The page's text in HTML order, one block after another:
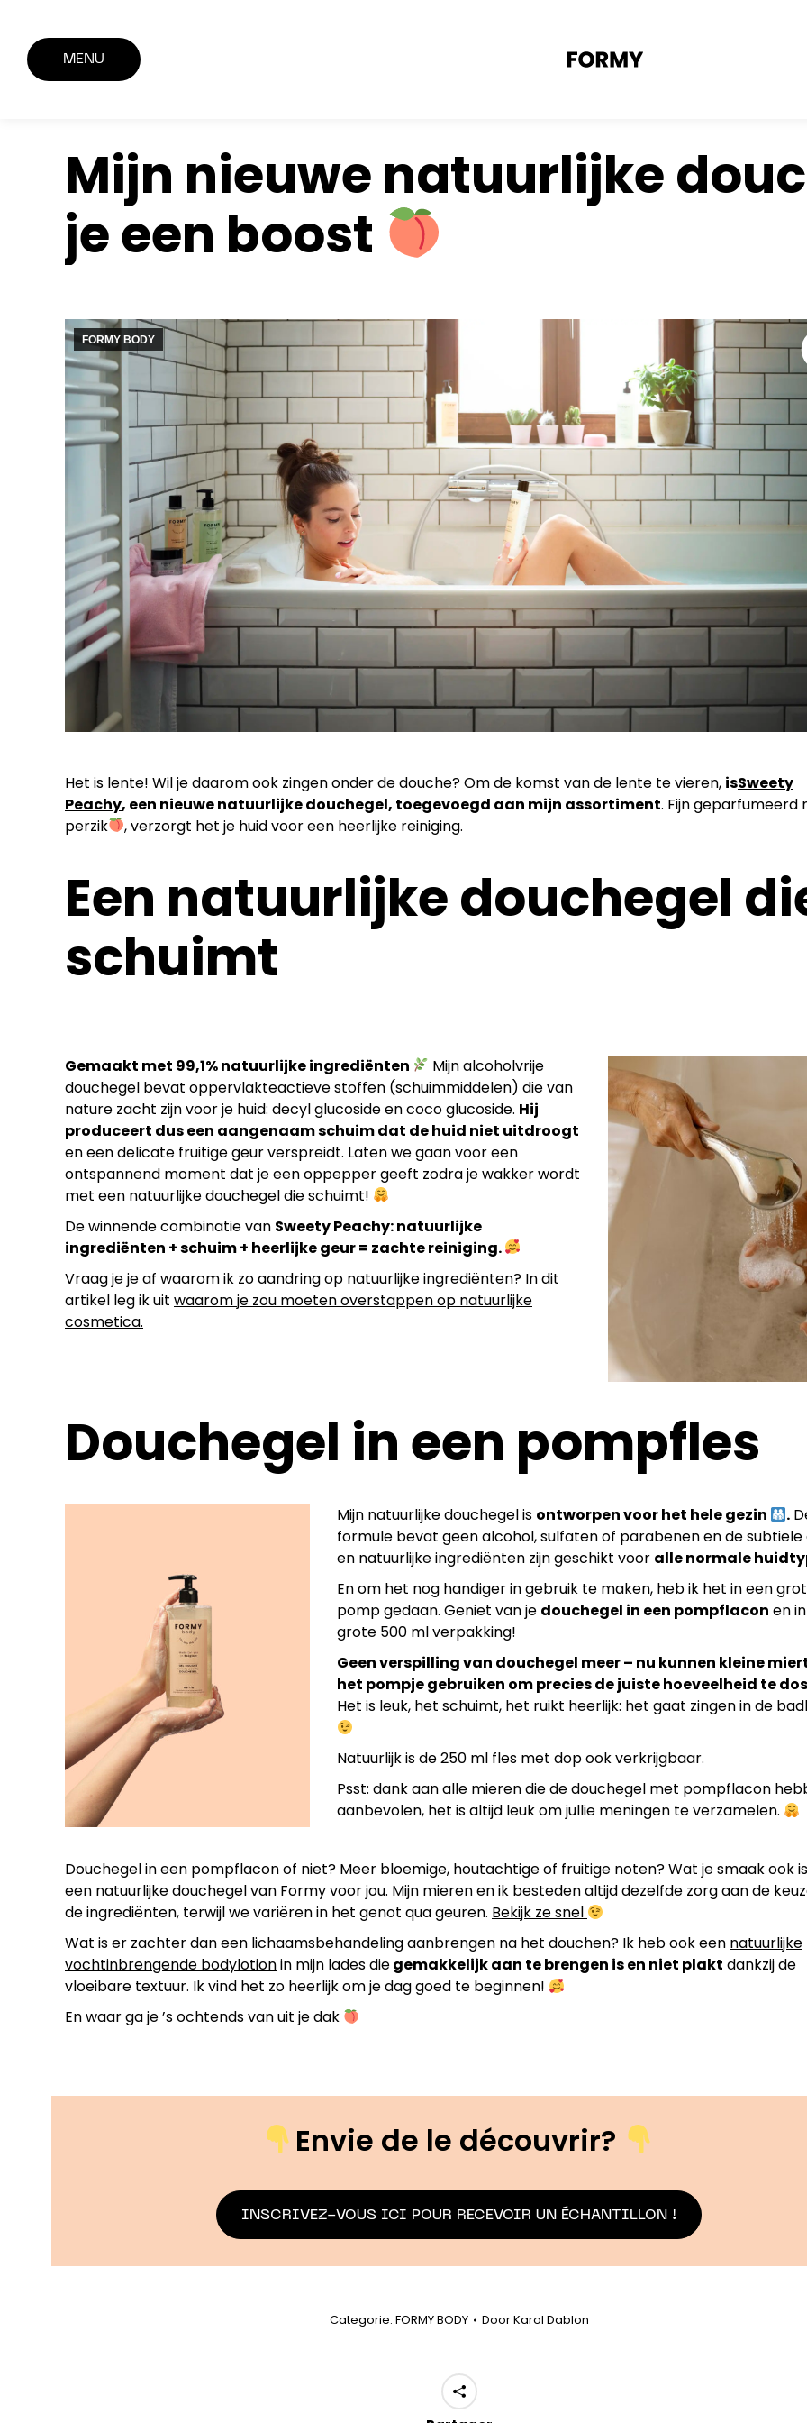
MENU
Mijn nieuwe natuurlijke
je een boost
FORMY BODY
Het is lente! Wil je daarom ook zingen onder de douche? Om de komst van de lente te vieren, isSweety
Peachy, een nieuwe natuurlijke douchegel, toegevoegd aan mijn assortiment. Fijn geparfumeerd
perzik
, verzorgt het je huid voor een heerlijke reiniging.
Een natuurlijke douchegel
schuimt
Gemaakt met 99,1% natuurlijke ingrediënten
Mijn alcoholvrije
douchegel bevat oppervlakteactieve stoffen (schuimmiddelen) die van
nature zacht zijn voor je huid: decyl glucoside en coco glucoside. Hij
produceert dus een aangenaam schuim dat de huid niet uitdroogt
en een delicate fruitige geur verspreidt. Laten we gaan voor een
ontspannend moment dat je een oppepper geeft zodra je wakker wordt
met een natuurlijke douchegel die schuimt!
De winnende combinatie van Sweety Peachy: natuurlijke
ingrediënten + schuim + heerlijke geur = zachte reiniging.
Vraag je je af waarom ik zo aandring op natuurlijke ingrediënten? In dit
artikel leg ik uit waarom je zou moeten overstappen op natuurlijke
cosmetica.
Douchegel in een pompfles
Mijn natuurlijke douchegel is ontworpen voor het hele gezin .
formule bevat geen alcohol, sulfaten of parabenen en de subtiele
en natuurlijke ingrediënten zijn geschikt voor alle normale
En om het nog handiger in gebruik te maken, heb ik het in een
pomp gedaan. Geniet van je douchegel in een pompflacon en
grote 500 ml verpakking!
Geen verspilling van douchegel meer – nu kunnen kleine
het pompje gebruiken om precies de juiste hoeveelheid te
Het is leuk, het schuimt, het ruikt heerlijk: het gaat zingen in de
Natuurlijk is de 250 ml fles met dop ook verkrijgbaar.
Psst: dank aan alle mieren die de douchegel met pompflacon
aanbevolen, het is altijd leuk om jullie meningen te verzamelen.
Douchegel in een pompflacon of niet? Meer bloemige, houtachtige of fruitige noten? Wat je smaak ook
een natuurlijke douchegel van Formy voor jou. Mijn mieren en ik besteden altijd dezelfde zorg aan de
de ingrediënten, terwijl we variëren in het genot qua geuren. Bekijk ze snel
Wat is er zachter dan een lichaamsbehandeling aanbrengen na het douchen? Ik heb ook een natuurlijke
vochtinbrengende bodylotionin mijn lades diegemakkelijk aan te brengen is en niet plakt dankzij de
vloeibare textuur. Ik vind het zo heerlijk om je dag goed te beginnen!
En waar ga je ’s ochtends van uit je dak
Envie de le découvrir?
INSCRIVEZ-VOUS ICI POUR RECEVOIR UN ÉCHANTILLON !
Categorie: FORMY BODY DoorKarol Dablon